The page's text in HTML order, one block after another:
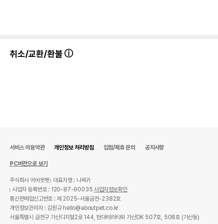
취소/교환/환불
서비스 이용약관 개인정보 처리방침 입점/제휴 문의 공지사항
PC버전으로 보기
주식회사 어바웃펫
대표자명 : 나옥귀
사업자 등록번호 : 120-87-90035사업자정보확인
통신판매업신고번호 : 제 2025-서울금천-2382호
개인정보관리자 : 김원규 hello@aboutpet.co.kr
서울특별시 금천구 가산디지털2로 144, 현대테라타워 가산DK 507호, 508호 (가산동)